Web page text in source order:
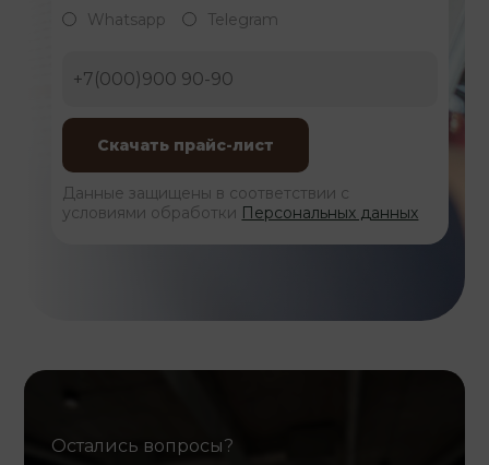
Whatsapp Telegram
Данные защищены в соответствии с
условиями обработки Персональных данных
Остались вопросы?